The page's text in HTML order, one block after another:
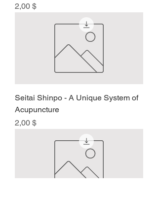
Preis
2,00 $
Seitai Shinpo - A Unique System of
Acupuncture
Preis
2,00 $